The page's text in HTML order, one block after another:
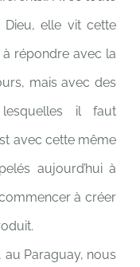
elle vit cette
à répondre avec la
mais avec des
lesquelles il faut
avec cette même
aujourd’hui à
à créer
au Paraguay, nous